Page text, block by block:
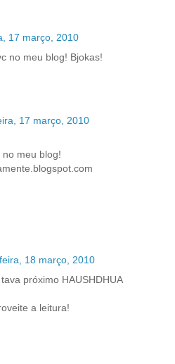
17 março, 2010
no meu blog! Bjokas!
17 março, 2010
no meu blog!
18 março, 2010
próximo HAUSHDHUA
a leitura!